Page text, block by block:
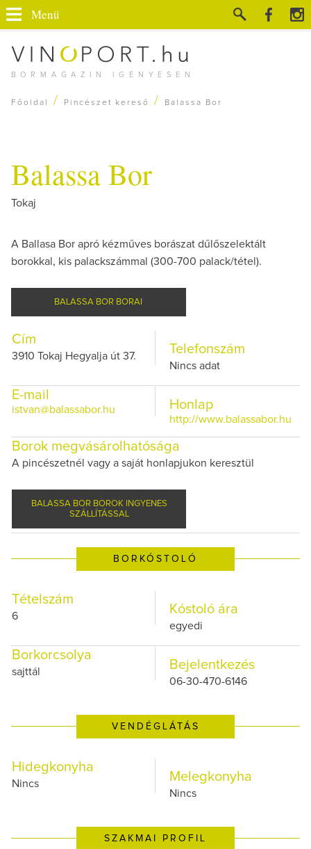
BORMAGAZIN IGÉNYESEN
Menü
Főoldal / Pincészet kereső / Balassa Bor
Balassa Bor
Tokaj
A Ballasa Bor apró kézműves borászat dűlőszelektált
borokkal, kis palackszámmal (300-700 palack/tétel).
BALASSA BOR BORAI
Cím
3910 Tokaj Hegyalja út 37. Telefonszám
Nincs adat
E-mail
istvan@balassabor.hu Honlap
http://www.balassabor.hu
Borok megvásárolhatósága
A pincészetnél vagy a saját honlapjukon keresztül
BALASSA BOR BOROK INGYENES
SZÁLLÍTÁSSAL
BORKÓSTOLÓ
Tételszám
6 Kóstoló ára
egyedi
Borkorcsolya
sajttál Bejelentkezés
06-30-470-6146
VENDÉGLÁTÁS
Hidegkonyha
Nincs Melegkonyha
Nincs
SZAKMAI PROFIL